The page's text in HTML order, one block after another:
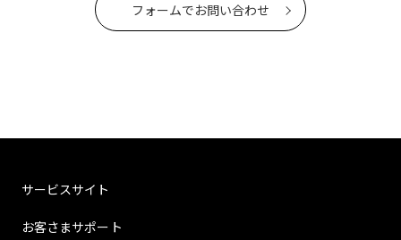
フォームでお問い合わせ
サービスサイト
お客さまサポート